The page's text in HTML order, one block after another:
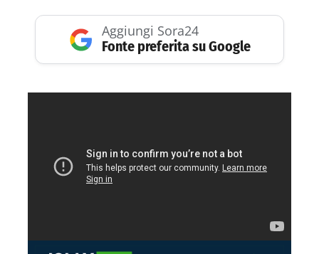
Aggiungi Sora24
Fonte preferita su Google